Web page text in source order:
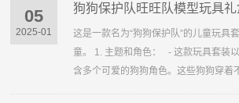
05
2025-01
狗狗保护队旺旺队模型玩具
这是一款名为“狗狗保护队”的儿童玩具
童。 1. 主题和角色： - 这款玩具套装
含多个可爱的狗狗角色。这些狗狗穿着